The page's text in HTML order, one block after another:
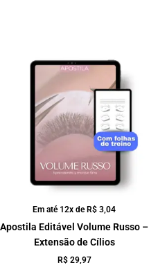
Em até 12x de R$ 3,04
Apostila Editável Volume Russo –
Extensão de Cílios
R$29,97